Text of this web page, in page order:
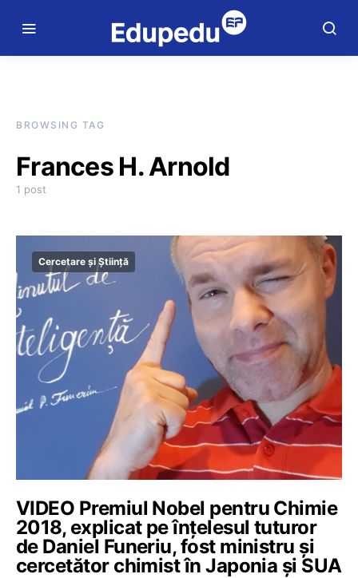
BROWSING TAG
Frances H. Arnold
1 post
Cercetare și Știință
VIDEO Premiul Nobel pentru Chimie
2018, explicat pe înțelesul tuturor
de Daniel Funeriu, fost ministru și
cercetător chimist în Japonia și SUA